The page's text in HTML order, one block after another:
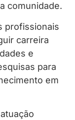
comunidade.
profissionais
carreira
e
para
em